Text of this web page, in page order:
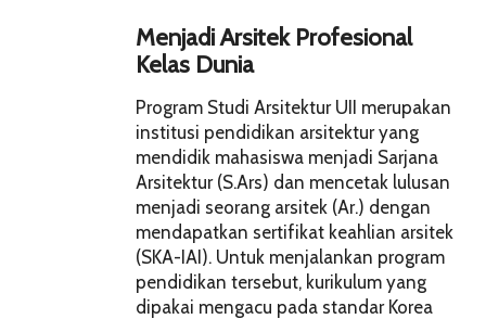
Menjadi Arsitek Profesional
Kelas Dunia
Program Studi Arsitektur UII merupakan
institusi pendidikan arsitektur yang
mendidik mahasiswa menjadi Sarjana
Arsitektur (S.Ars) dan mencetak lulusan
menjadi seorang arsitek (Ar.) dengan
mendapatkan sertifikat keahlian arsitek
(SKA-IAI). Untuk menjalankan program
pendidikan tersebut, kurikulum yang
dipakai mengacu pada standar Korea